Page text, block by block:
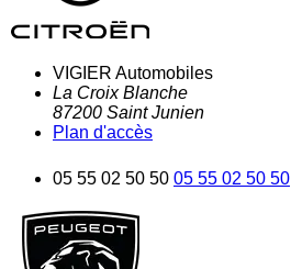
VIGIER Automobiles
La Croix Blanche
87200 Saint Junien
Plan d'accès
05 55 02 50 50 05 55 02 50 50